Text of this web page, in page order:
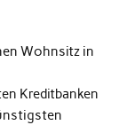
Wohnsitz in
Kreditbanken